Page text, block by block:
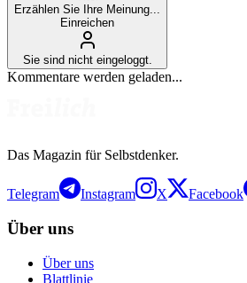
Erzählen Sie Ihre Meinung...
Einreichen
Sie sind nicht eingeloggt.
Kommentare werden geladen...
Das Magazin für Selbstdenker.
Telegram Instagram X Facebook
Über uns
Über uns
Blattlinie